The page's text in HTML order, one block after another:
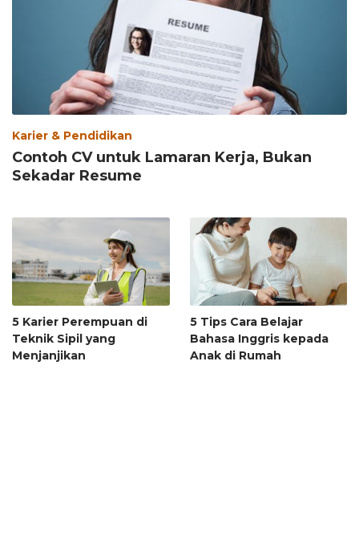
Karier & Pendidikan
Contoh CV untuk Lamaran Kerja, Bukan
Sekadar Resume
5 Karier Perempuan di
Teknik Sipil yang
Menjanjikan
5 Tips Cara Belajar
Bahasa Inggris kepada
Anak di Rumah